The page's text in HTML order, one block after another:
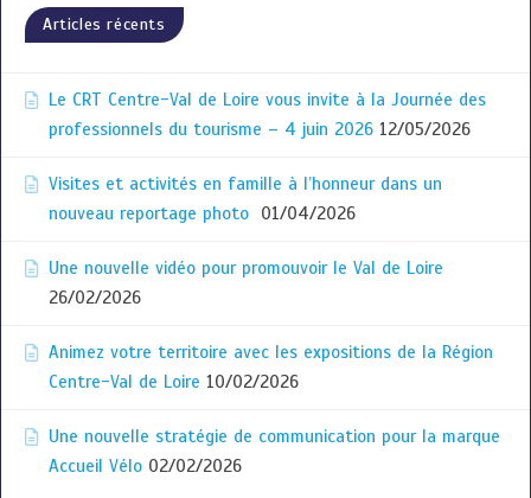
Articles récents
Le CRT Centre-Val de Loire vous invite à la Journée des
professionnels du tourisme – 4 juin 2026 12/05/2026
Visites et activités en famille à l’honneur dans un
nouveau reportage photo
01/04/2026
Une nouvelle vidéo pour promouvoir le Val de Loire
26/02/2026
Animez votre territoire avec les expositions de la Région
Centre-Val de Loire 10/02/2026
Une nouvelle stratégie de communication pour la marque
Accueil Vélo 02/02/2026